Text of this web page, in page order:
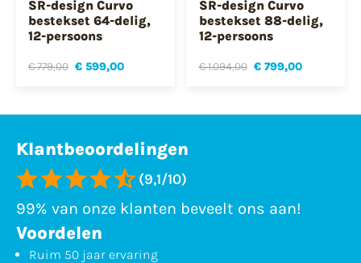
SR-design Curvo
bestekset 64-delig,
12-persoons
€ 779,00 € 599,00
SR-design Curvo
bestekset 88-delig,
12-persoons
€ 1.094,00 € 799,00
Klantbeoordelingen
(9,1/10)
99% van onze klanten beveelt ons aan!
Voordelen
Ruim 50 jaar ervaring